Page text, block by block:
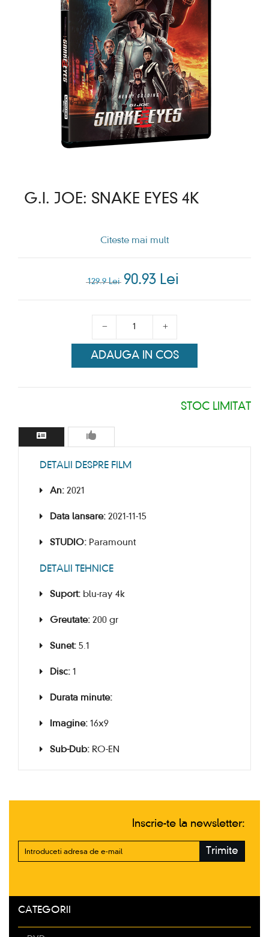
G.I. JOE: SNAKE EYES 4K
Citeste mai mult
129.9 Lei 90.93 Lei
ADAUGA IN COS
STOC LIMITAT
DETALII DESPRE FILM
An: 2021
Data lansare: 2021-11-15
STUDIO: Paramount
DETALII TEHNICE
Suport: blu-ray 4k
Greutate: 200 gr
Sunet: 5.1
Disc: 1
Durata minute:
Imagine: 16x9
Sub-Dub: RO-EN
Inscrie-te la newsletter:
Trimite
CATEGORII